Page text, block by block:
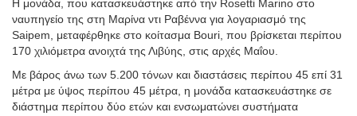
(Πίστωση: Saipem)
Η Saipem ολοκλήρωσε την ανύψωση και εγκατάσταση μιας